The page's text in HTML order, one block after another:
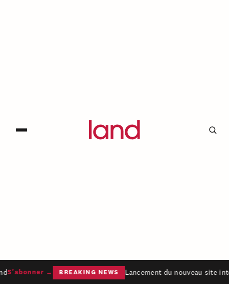
S'abonner → BREAKING NEWS Lancement du nouveau site